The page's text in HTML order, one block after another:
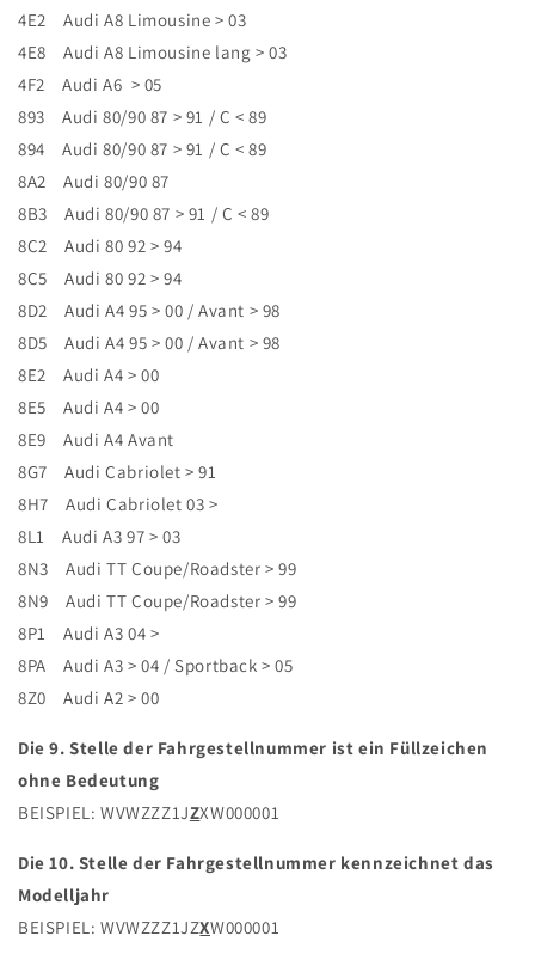
4E2 Audi A8 Limousine > 03
4E8 Audi A8 Limousine lang > 03
4F2 Audi A6 > 05
893 Audi 80/90 87 > 91 / C < 89
894 Audi 80/90 87 > 91 / C < 89
8A2 Audi 80/90 87
8B3 Audi 80/90 87 > 91 / C < 89
8C2 Audi 80 92 > 94
8C5 Audi 80 92 > 94
8D2 Audi A4 95 > 00 / Avant > 98
8D5 Audi A4 95 > 00 / Avant > 98
8E2 Audi A4 > 00
8E5 Audi A4 > 00
8E9 Audi A4 Avant
8G7 Audi Cabriolet > 91
8H7 Audi Cabriolet 03 >
8L1 Audi A3 97 > 03
8N3 Audi TT Coupe/Roadster > 99
8N9 Audi TT Coupe/Roadster > 99
8P1 Audi A3 04 >
8PA Audi A3 > 04 / Sportback > 05
8Z0 Audi A2 > 00
Die 9. Stelle der Fahrgestellnummer ist ein Füllzeichen
ohne Bedeutung
BEISPIEL: WVWZZZ1JZXW000001
Die 10. Stelle der Fahrgestellnummer kennzeichnet das
Modelljahr
BEISPIEL: WVWZZZ1JZXW000001